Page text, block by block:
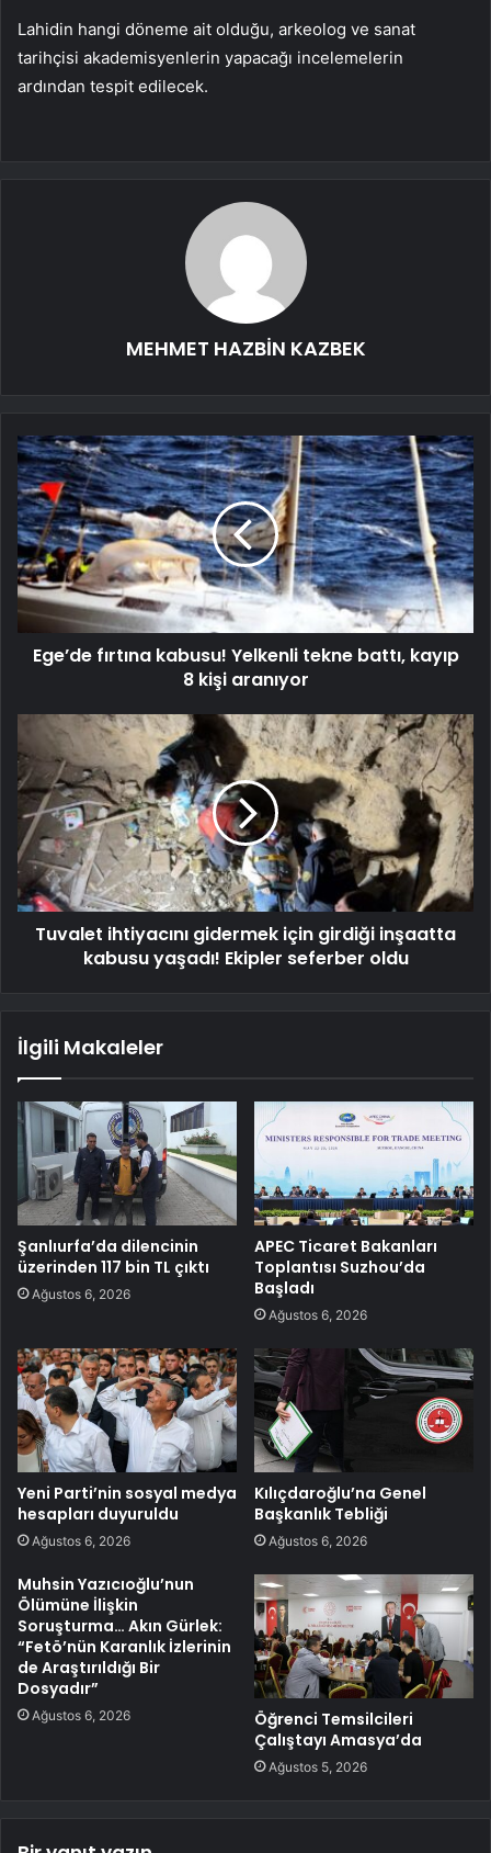
Lahidin hangi döneme ait olduğu, arkeolog ve sanat
tarihçisi akademisyenlerin yapacağı incelemelerin
ardından tespit edilecek.
MEHMET HAZBİN KAZBEK
Ege’de fırtına kabusu! Yelkenli tekne battı, kayıp
8 kişi aranıyor
Tuvalet ihtiyacını gidermek için girdiği inşaatta
kabusu yaşadı! Ekipler seferber oldu
İlgili Makaleler
Şanlıurfa’da dilencinin
üzerinden 117 bin TL çıktı
Ağustos 6, 2026
APEC Ticaret Bakanları
Toplantısı Suzhou’da
Başladı
Ağustos 6, 2026
Yeni Parti’nin sosyal medya
hesapları duyuruldu
Ağustos 6, 2026
Kılıçdaroğlu’na Genel
Başkanlık Tebliği
Ağustos 6, 2026
Muhsin Yazıcıoğlu’nun
Ölümüne İlişkin
Soruşturma… Akın Gürlek:
“Fetö’nün Karanlık İzlerinin
de Araştırıldığı Bir
Dosyadır”
Ağustos 6, 2026
Öğrenci Temsilcileri
Çalıştayı Amasya’da
Ağustos 5, 2026